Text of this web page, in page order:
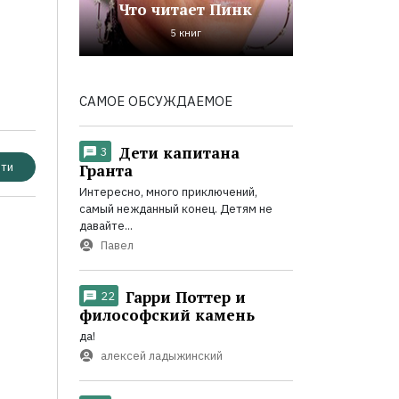
Что читает Пинк
5 книг
САМОЕ ОБСУЖДАЕМОЕ
3
Дети капитана
Гранта
Интересно, много приключений,
самый нежданный конец. Детям не
давайте...
Павел
22
Гарри Поттер и
философский камень
да!
алексей ладыжинский